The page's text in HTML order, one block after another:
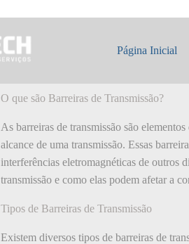
Página Inicial
O que é: Barreiras
O que são Barreiras de Transmissão?
As barreiras de transmissão são
alcance de uma transmissão. Essas
interferências eletromagnéticas de outros
transmissão e como elas podem afetar a
Tipos de Barreiras de Transmissão
Existem diversos tipos de barreiras de